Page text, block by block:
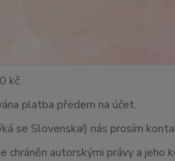
kč.
platba předem na účet.
se Slovenska!) nás prosím
chráněn autorskými právy a